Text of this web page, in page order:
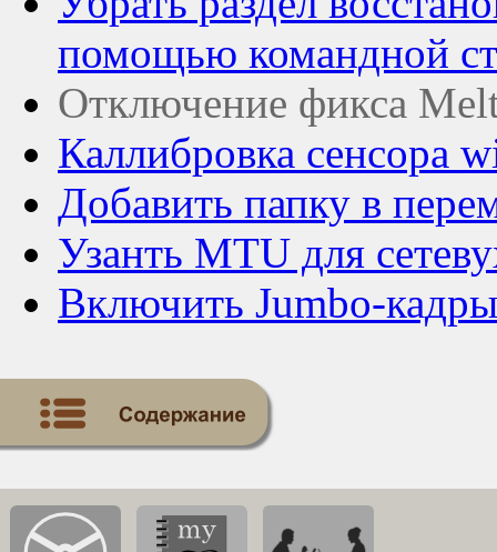
помощью командной
Отключение фикса
Каллибровка сенсора
Добавить папку в
Узанть MTU для
Включить Jumbo-кадры